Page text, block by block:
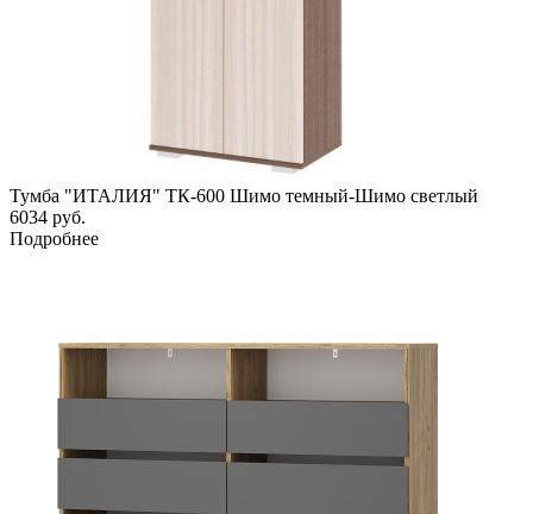
Тумба "ИТАЛИЯ" ТК-600 Шимо темный-Шимо светлый
6034 руб.
Подробнее